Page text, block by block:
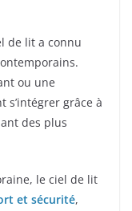
de lit a connu
ou une
grâce à
des plus
le ciel de lit
et sécurité,